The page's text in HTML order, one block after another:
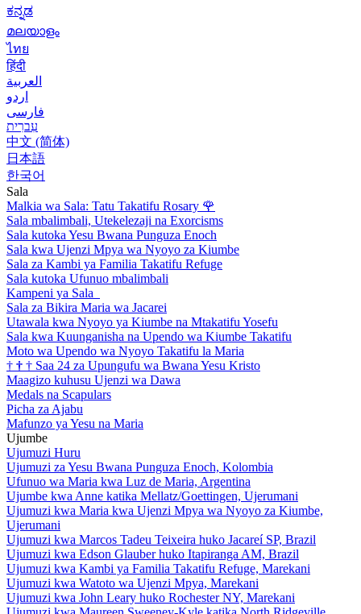
ಕನ್ನಡ
മലയാളം
ไทย
हिंदी
العربية
اردو
فارسی
עִברִית
中文 (简体)
日本語
한국어
Sala
Malkia wa Sala: Tatu Takatifu Rosary 🌹
Sala mbalimbali, Utekelezaji na Exorcisms
Sala kutoka Yesu Bwana Punguza Enoch
Sala kwa Ujenzi Mpya wa Nyoyo za Kiumbe
Sala za Kambi ya Familia Takatifu Refuge
Sala kutoka Ufunuo mbalimbali
Kampeni ya Sala
Sala za Bikira Maria wa Jacarei
Utawala kwa Nyoyo ya Kiumbe na Mtakatifu Yosefu
Sala kwa Kuunganisha na Upendo wa Kiumbe Takatifu
Moto wa Upendo wa Nyoyo Takatifu la Maria
† † † Saa 24 za Upungufu wa Bwana Yesu Kristo
Maagizo kuhusu Ujenzi wa Dawa
Medals na Scapulars
Picha za Ajabu
Mafunzo ya Yesu na Maria
Ujumbe
Ujumuzi Huru
Ujumuzi za Yesu Bwana Punguza Enoch, Kolombia
Ufunuo wa Maria kwa Luz de Maria, Argentina
Ujumbe kwa Anne katika Mellatz/Goettingen, Ujerumani
Ujumuzi kwa Maria kwa Ujenzi Mpya wa Nyoyo za Kiumbe,
Ujerumani
Ujumuzi kwa Marcos Tadeu Teixeira huko Jacareí SP, Brazil
Ujumuzi kwa Edson Glauber huko Itapiranga AM, Brazil
Ujumuzi kwa Kambi ya Familia Takatifu Refuge, Marekani
Ujumuzi kwa Watoto wa Ujenzi Mpya, Marekani
Ujumuzi kwa John Leary huko Rochester NY, Marekani